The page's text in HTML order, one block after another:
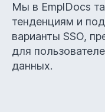
Мы в EmplDocs
тенденциям и
варианты SSO,
для
данных.